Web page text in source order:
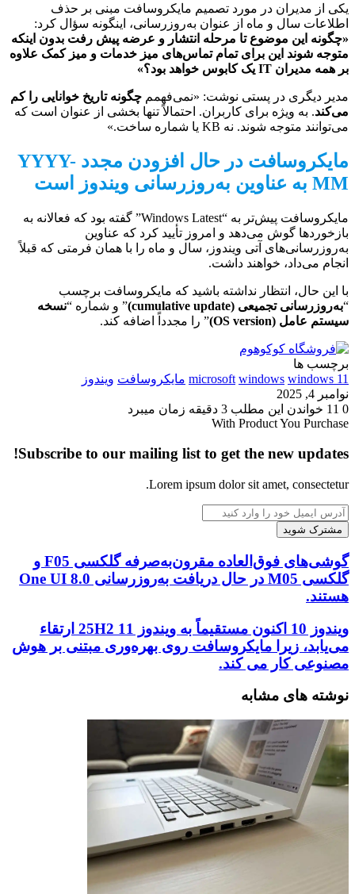
یکی از مدیران در مورد تصمیم مایکروسافت مبنی بر حذف
اطلاعات سال و ماه از عنوان به‌روزرسانی، اینگونه سؤال کرد:
«چگونه این موضوع تا مرحله انتشار و عرضه پیش رفت بدون اینکه
متوجه شوند این برای تمام تماس‌های میز خدمات و میز کمک علاوه
بر همه مدیران IT یک کابوس خواهد بود؟»
مدیر دیگری در پستی نوشت: «نمی‌فهمم چگونه تاریخ خوانایی را کم
می‌کند. به ویژه برای کاربران. احتمالاً تنها بخشی از عنوان است که
می‌توانند متوجه شوند. نه KB یا شماره ساخت.»
مایکروسافت در حال افزودن مجدد YYYY-
MM به عناوین به‌روزرسانی ویندوز است
مایکروسافت پیش‌تر به “Windows Latest” گفته بود که فعالانه به
بازخوردها گوش می‌دهد و امروز تأیید کرد که عناوین
به‌روزرسانی‌های آتی ویندوز، سال و ماه را با همان فرمتی که قبلاً
انجام می‌داد، خواهند داشت.
با این حال، انتظار نداشته باشید که مایکروسافت برچسب
“به‌روزرسانی تجمیعی (cumulative update) ” و شماره “نسخه
سیستم عامل (OS version)
” را مجدداً اضافه کند.
برچسب ها
microsoft windows windows 11 مایکروسافت ویندوز
نوامبر 4, 2025
0
خواندن این مطلب 3 دقیقه زمان میبرد
With Product You Purchase
Subscribe to our mailing list to get the new updates!
Lorem ipsum dolor sit amet, consectetur.
آدرس
ایمیل
خود
را
وارد
کنید
گوشی‌های
فوق‌العاده
مقرون‌به‌صرفه
گلکسی
و
گلکسی
M05
حال
دریافت
به‌روزرسانی
UI
8.0
هستند.
گوشی‌های فوق‌العاده مقرون‌به‌صرفه گلکسی F05 و
گلکسی M05 در حال دریافت به‌روزرسانی One UI 8.0
هستند.
ویندوز
10
اکنون
مستقیماً
ویندوز
25H2
ارتقاء
می‌یابد،
زیرا
مایکروسافت
ویندوز 10 اکنون مستقیماً به ویندوز 11 25H2 ارتقاء
می‌یابد، زیرا مایکروسافت روی بهره‌وری مبتنی بر هوش
مصنوعی کار می‌ کند.
نوشته های مشابه